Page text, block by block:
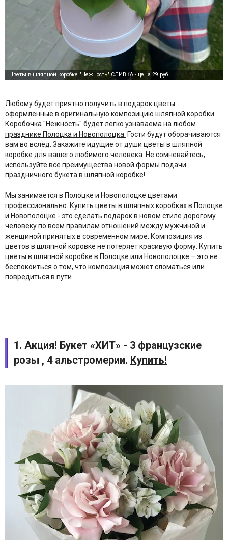
Любому будет приятно получить в подарок цветы
оформленные в оригинальную композицию шляпной коробки.
Коробочка "Нежность" будет легко узнаваема на любом
празднике Полоцка и Новополоцка. Гости будут оборачиваются
вам во вслед. Закажите идущие от души цветы в шляпной
коробке для вашего любимого человека. Не сомневайтесь,
используйте все преимущества новой формы подачи
праздничного букета в шляпной коробке!
Мы занимается в Полоцке и Новополоцке цветами
профессионально. Купить цветы в шляпных коробках в Полоцке
и Новополоцке - это сделать подарок в новом стиле дорогому
человеку по всем правилам отношений между мужчиной и
женщиной принятых в современном мире. Композиция из
цветов в шляпной коровке не потеряет красивую форму. Купить
цветы в шляпной коробке в Полоцке или Новополоцке – это не
беспокоиться о том, что композиция может сломаться или
повредиться в пути.
1. Акция! Букет «ХИТ» - 3 французские
розы , 4 альстромерии. Купить!